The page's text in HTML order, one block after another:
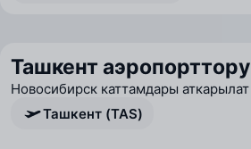
Ташкент аэропорттору
Новосибирск каттамдары аткарылат
Ташкент (TAS)